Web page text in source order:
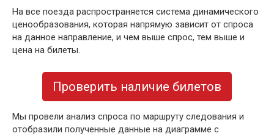
На все поезда распространяется система динамического
ценообразования, которая напрямую зависит от спроса
на данное направление, и чем выше спрос, тем выше и
цена на билеты.
Проверить наличие билетов
Мы провели анализ спроса по маршруту следования и
отобразили полученные данные на диаграмме с